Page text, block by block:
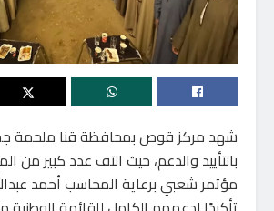
شهد مركز قوص بمحافظة قنا ملحمة
بالتأييد والدعم، حيث التف عدد كبير من
مؤتمر شعبي برعاية المحاسب أحمد